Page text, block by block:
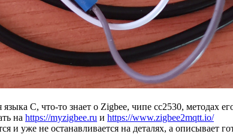
C, что-то знает о Zigbee, чипе cc2530, методах
на https://myzigbee.ru и https://www.zigbee2mqtt.io/
и уже не останавливается на деталях, а